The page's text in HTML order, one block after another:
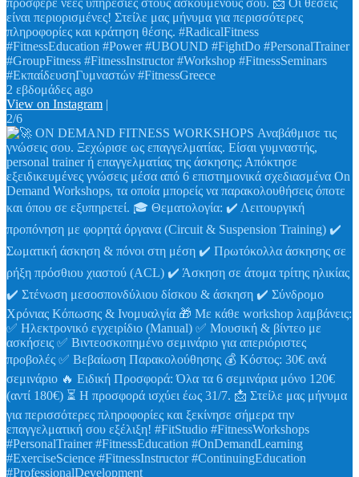
πρόσφερε νέες υπηρεσίες στους ασκούμενούς σου. 📩 Οι θέσεις
είναι περιορισμένες! Στείλε μας μήνυμα για περισσότερες
πληροφορίες και κράτηση θέσης. #RadicalFitness
#FitnessEducation #Power #UBOUND #FightDo #PersonalTrainer
#GroupFitness #FitnessInstructor #Workshop #FitnessSeminars
#ΕκπαίδευσηΓυμναστών #FitnessGreece
2 εβδομάδες ago
View on Instagram |
2/6